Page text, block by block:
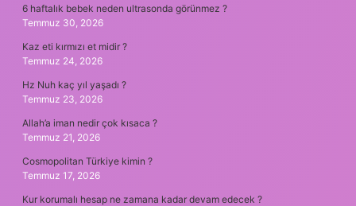
6 haftalık bebek neden ultrasonda görünmez ?
Temmuz 30, 2026
Kaz eti kırmızı et midir ?
Temmuz 24, 2026
Hz Nuh kaç yıl yaşadı ?
Temmuz 23, 2026
Allah’a iman nedir çok kısaca ?
Temmuz 21, 2026
Cosmopolitan Türkiye kimin ?
Temmuz 17, 2026
Kur korumalı hesap ne zamana kadar devam edecek ?